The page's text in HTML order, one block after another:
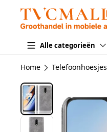
Alle categorieën
Home Telefoonhoesjes